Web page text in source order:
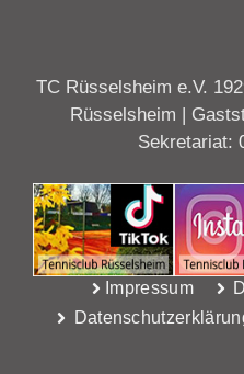
TC Rüsselsheim e.V.
Rüsselsheim |
Sekretariat:
Impressum